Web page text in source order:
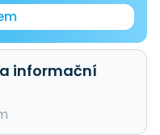
informační